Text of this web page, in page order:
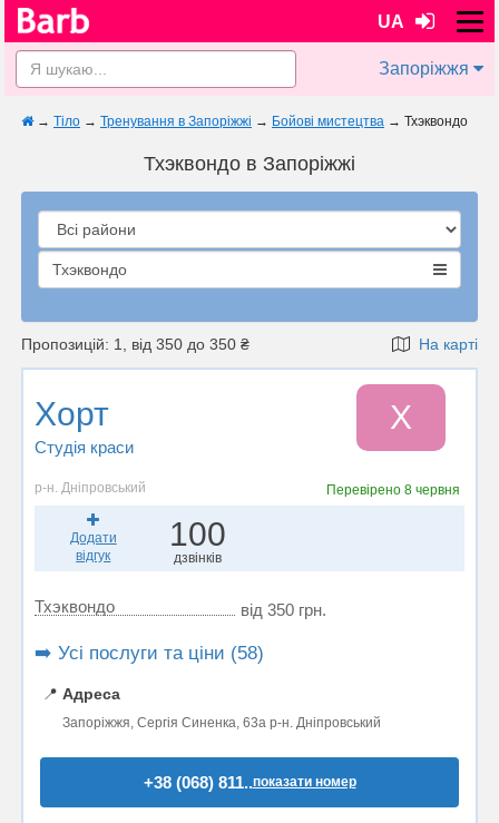
UA
Запоріжжя
→ Тіло → Тренування в Запоріжжі → Бойові мистецтва → Тхэквондо
Тхэквондо в Запоріжжі
Тхэквондо
Пропозицій: 1, від 350 до 350 ₴ На карті
Хорт
Студія краси
Х
р-н. Дніпровський Перевірено 8 червня
Додати
відгук
100
дзвінків
Тхэквондо від 350 грн.
➡️ Усі послуги та ціни (58)
📍 Адреса
Запоріжжя, Сергія Синенка, 63a р-н. Дніпровський
+38 (068) 811..показати номер